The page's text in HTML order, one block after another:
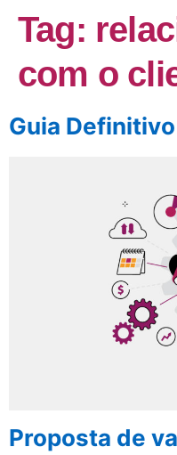
Tag:
com o
Guia
Proposta de